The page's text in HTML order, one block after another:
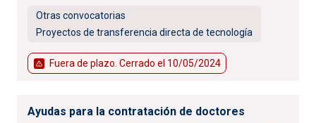
Otras convocatorias
Proyectos de transferencia directa de tecnología
Fuera de plazo. Cerrado el 10/05/2024
Ayudas para la contratación de doctores